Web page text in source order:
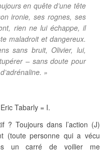
en quête d’une tête
ironie, ses rognes, ses
rien ne lui échappe, il
maladroit et dangereux.
sans bruit, Olivier, lui,
– sans doute pour
»
Tabarly = I.
? Toujours dans l’action (J)
(toute personne qui a vécu
un carré de voilier me